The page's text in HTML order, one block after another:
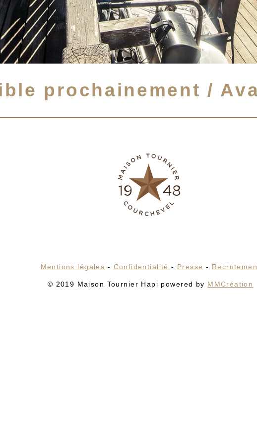
prochainement /
Mentions légales - Confidentialité - Presse -
© 2019 Maison Tournier Hapi powered by MMCréation
HORN